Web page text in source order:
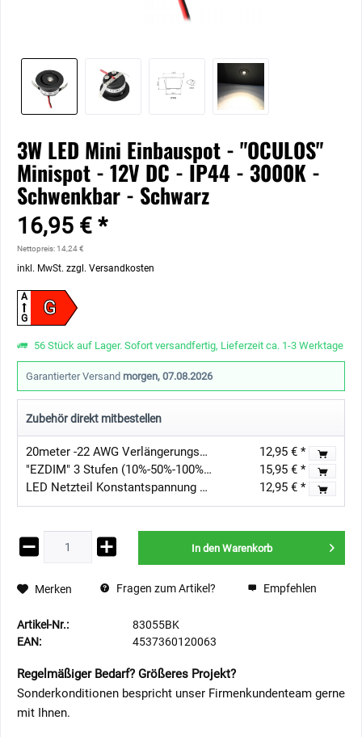
3W LED Mini Einbauspot - "OCULOS"
Minispot - 12V DC - IP44 - 3000K -
Schwenkbar - Schwarz
16,95 € *
Nettopreis: 14,24 €
inkl. MwSt. zzgl. Versandkosten
G
A
G
56 Stück auf Lager. Sofort versandfertig, Lieferzeit ca. 1-3 Werktage
Garantierter Versand morgen, 07.08.2026
Zubehör direkt mitbestellen
20meter -22 AWG Verlängerungskabel - Schwarz/Rot
12,95 € *
"EZDIM" 3 Stufen (10%-50%-100%) LED Dimmer 12V-24V DC 3A Max für dimmbare LED-Leuchte
15,95 € *
LED Netzteil Konstantspannung / 12V DC / 6W nicht dimmbar
12,95 € *
In den Warenkorb
Merken Fragen zum Artikel? Empfehlen
Artikel-Nr.:
83055BK
EAN:
4537360120063
Regelmäßiger Bedarf? Größeres Projekt?
Sonderkonditionen bespricht unser Firmenkundenteam gerne
mit Ihnen.